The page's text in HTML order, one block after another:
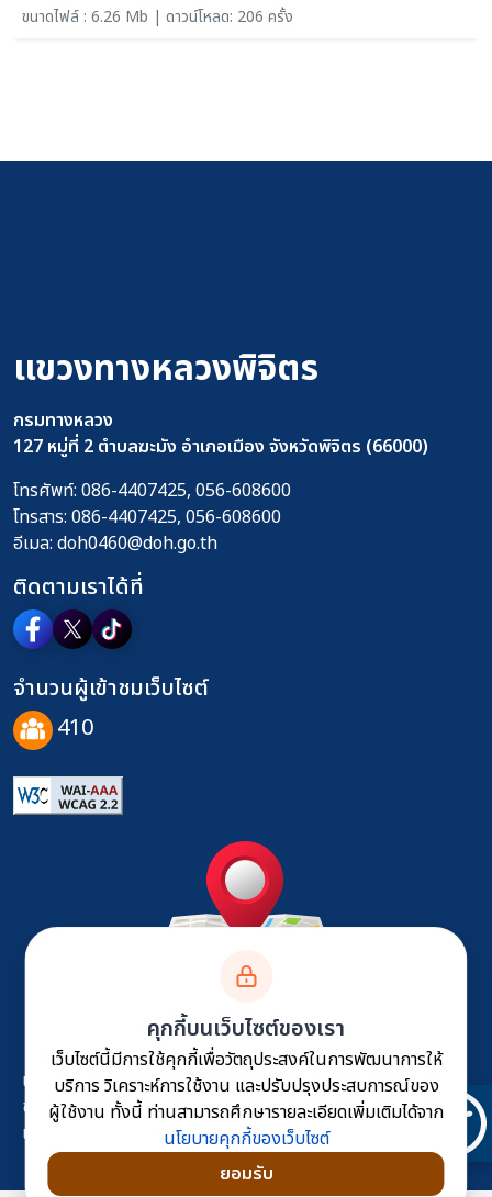
ขนาดไฟล์ : 6.26 Mb | ดาวน์โหลด: 206 ครั้ง
แขวงทางหลวงพิจิตร
กรมทางหลวง
127 หมู่ที่ 2 ตำบลฆะมัง อำเภอเมือง จังหวัดพิจิตร (66000)
โทรศัพท์: 086-4407425, 056-608600
โทรสาร: 086-4407425, 056-608600
อีเมล: doh0460@doh.go.th
ติดตามเราได้ที่
จำนวนผู้เข้าชมเว็บไซต์
410
ติดต่อเรา
แผนผังเว็บไซต์ นโยบายเว็บไซต์
นโยบายการคุ้มครอง
ข้อมูลส่วนบุคคล
นโยบายการรักษาความมั่นคงปลอดภัย
เว็บไซต์
คุกกี้บนเว็บไซต์ของเรา
เว็บไซต์นี้มีการใช้คุกกี้เพื่อวัตถุประสงค์ในการพัฒนาการให้
บริการ วิเคราะห์การใช้งาน และปรับปรุงประสบการณ์ของ
ผู้ใช้งาน ทั้งนี้ ท่านสามารถศึกษารายละเอียดเพิ่มเติมได้จาก
นโยบายคุกกี้ของเว็บไซต์
ยอมรับ